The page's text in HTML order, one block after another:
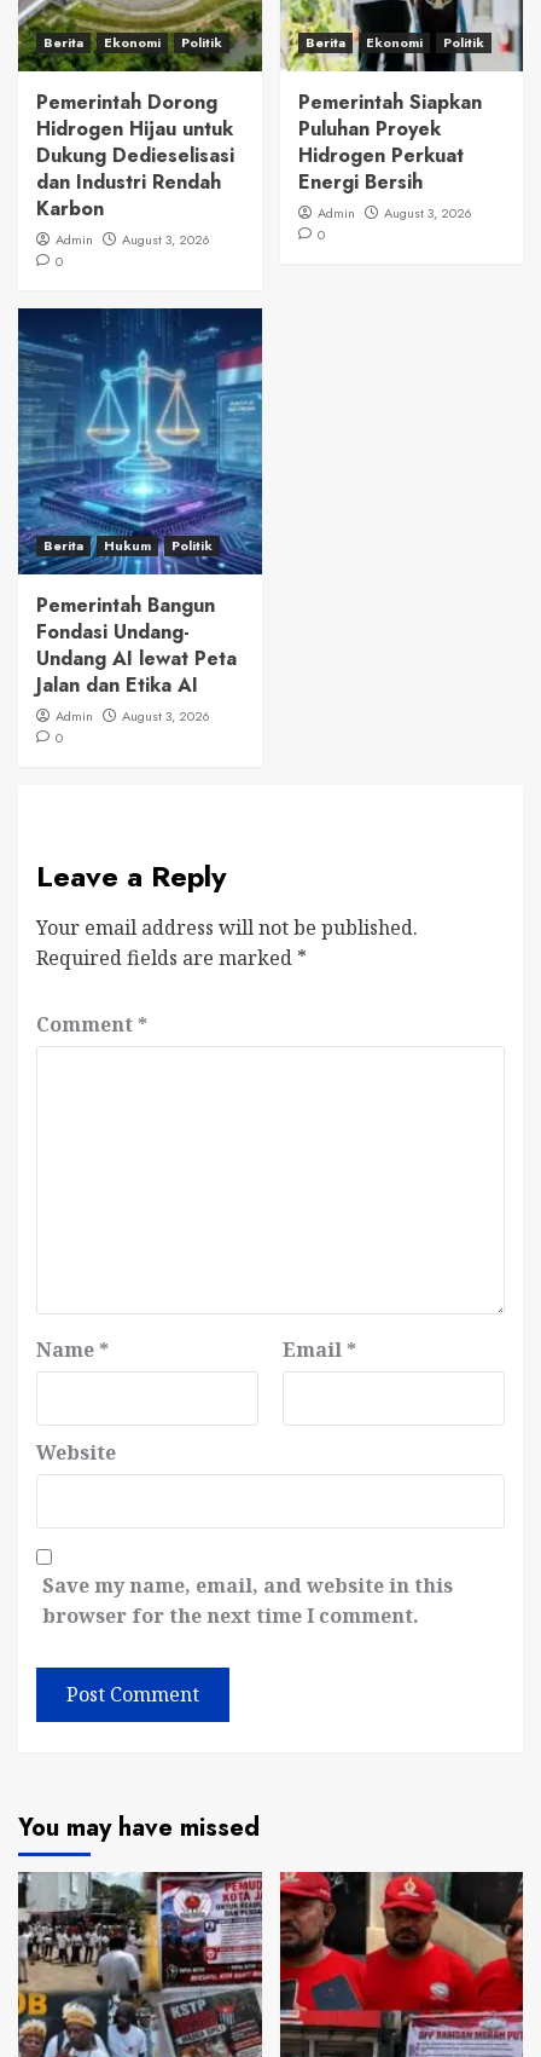
Berita Ekonomi Politik
Pemerintah Dorong
Hidrogen Hijau untuk
Dukung Dedieselisasi
dan Industri Rendah
Karbon
Admin
August 3, 2026
0
Berita Ekonomi Politik
Pemerintah Siapkan
Puluhan Proyek
Hidrogen Perkuat
Energi Bersih
Admin
August 3, 2026
0
Berita Hukum Politik
Pemerintah Bangun
Fondasi Undang-
Undang AI lewat Peta
Jalan dan Etika AI
Admin
August 3, 2026
0
Leave a Reply
Your email address will not be published.
Required fields are marked *
Comment *
Name * Email *
Website
Save my name, email, and website in this
browser for the next time I comment.
You may have missed